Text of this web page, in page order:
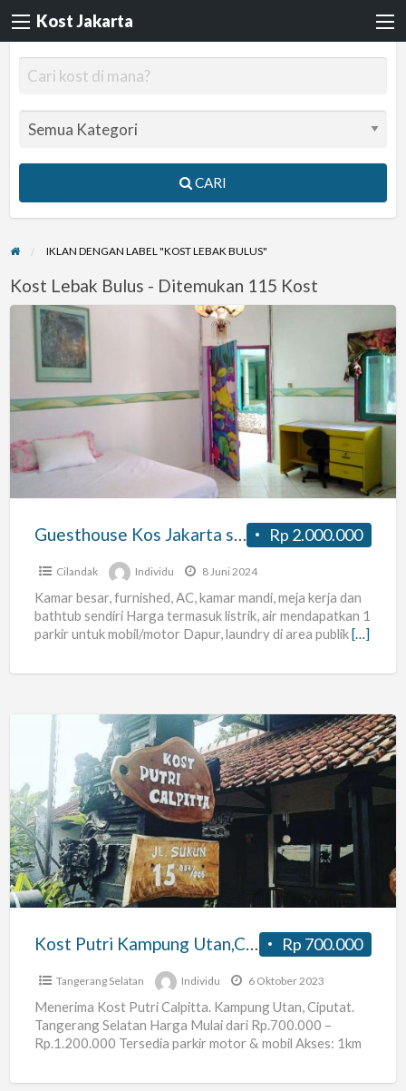
Kost Jakarta
CARI
IKLAN DENGAN LABEL "KOST LEBAK BULUS"
Kost Lebak Bulus - Ditemukan 115 Kost
Guesthouse
Kos
Jakarta
room
Rp 2.000.000
Guesthouse Kos Jakarta standard room
Cilandak Individu 8 Juni 2024
Kamar besar, furnished, AC, kamar mandi, meja kerja dan
bathtub sendiri Harga termasuk listrik, air mendapatkan 1
parkir untuk mobil/motor Dapur, laundry di area publik[…]
Putri
Kampung
Utan,Ciputat.
Tangerang
Selatan.
Rp 700.000
Kost Putri Kampung Utan,Ciputat. Tangerang Selatan.
Tangerang Selatan Individu 6 Oktober 2023
Menerima Kost Putri Calpitta. Kampung Utan, Ciputat.
Tangerang Selatan Harga Mulai dari Rp.700.000 –
Rp.1.200.000 Tersedia parkir motor & mobil Akses: 1km